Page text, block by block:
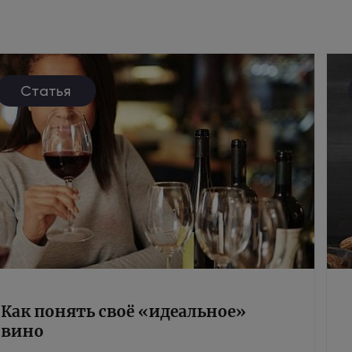
Статья
Как понять своё «идеальное»
вино